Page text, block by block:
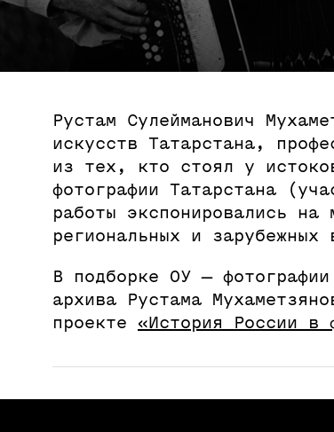
Рустам Сулейманович
искусств Татарстана,
из тех, кто стоял у
фотографии Татарстана
работы экспонировались на
региональных и зарубежных
В подборке ОУ —
архива Рустама
проекте «История России в